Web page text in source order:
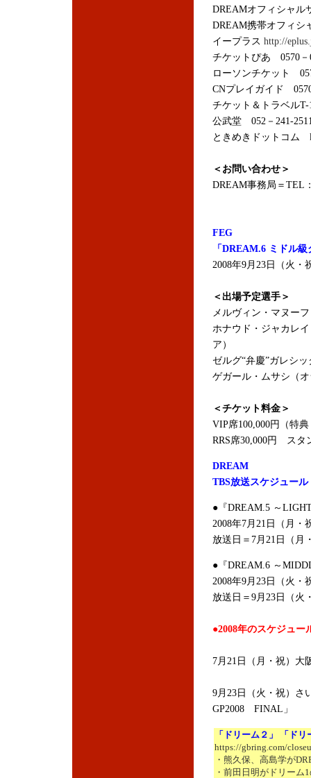
DREAMオフィシャ
DREAM携帯オフィ
イープラス http://
チケットぴあ 0570－
ローソンチケット
CNプレイガイド
チケット＆トラベル
公武堂 052－241-
ときめきドットコム
＜お問い合わせ＞
DREAM事務局＝TEL
FEG
「DREAM.6 ミドル
2008年9月23日（火・
＜出場予定選手＞
メルヴィン・マヌー
ホナウド・ジャカレ
ア）
ゼルグ“弁慶”ガレシ
ゲガール・ムサシ（
＜チケット料金＞
VIP席100,000円（特
RRS席30,000円 スタ
DREAM
TBS放送スケジュール
●『DREAM.5 ～
2008年7月21日（月・
放送日＝7月21日（月
●『DREAM.6 ～
2008年9月23日（火・
放送日＝9月23日（火
●2008年のスケジュー
7月21日（月・祝）
9月23日（火・祝）
GP2008 FINAL」
「ドリーム２」 「ド
https://gbring.com/
・熊久保、高島学が
・前田日明がドリーム